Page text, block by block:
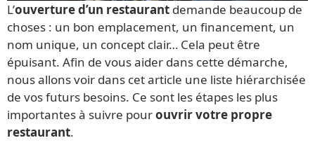
L’ouverture d’un restaurant demande beaucoup de
choses : un bon emplacement, un financement, un
nom unique, un concept clair… Cela peut être
épuisant. Afin de vous aider dans cette démarche,
nous allons voir dans cet article une liste hiérarchisée
de vos futurs besoins. Ce sont les étapes les plus
importantes à suivre pourouvrir votre propre
restaurant.